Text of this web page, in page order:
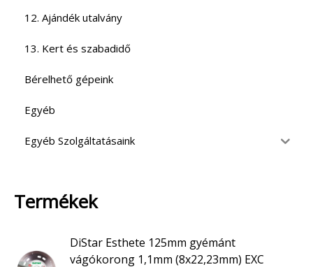
12. Ajándék utalvány
13. Kert és szabadidő
Bérelhető gépeink
Egyéb
Egyéb Szolgáltatásaink
Termékek
DiStar Esthete 125mm gyémánt
vágókorong 1,1mm (8x22,23mm) EXC